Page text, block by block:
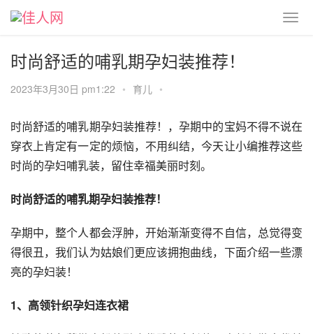
时尚舒适的哺乳期孕妇装推荐！
2023年3月30日 pm1:22 • 育儿 •
时尚舒适的哺乳期孕妇装推荐！，孕期中的宝妈不得不说在
穿衣上肯定有一定的烦恼，不用纠结，今天让小编推荐这些
时尚的孕妇哺乳装，留住幸福美丽时刻。
时尚舒适的哺乳期孕妇装推荐！
孕期中，整个人都会浮肿，开始渐渐变得不自信，总觉得变
得很丑，我们认为姑娘们更应该拥抱曲线，下面介绍一些漂
亮的孕妇装！
1、高领针织孕妇连衣裙